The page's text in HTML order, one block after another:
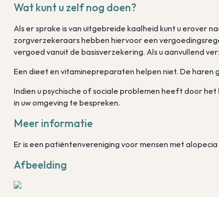
Wat kunt u zelf nog doen?
Als er sprake is van uitgebreide kaalheid kunt u erover
zorgverzekeraars hebben hiervoor een
vergoed vanuit de basisverzekering. Als u aanvullend
Een dieet en vitaminepreparaten helpen niet. De haren
Indien u psychische of sociale problemen heeft door
in uw omgeving te bespreken.
Meer informatie
Er is een patiëntenvereniging voor mensen met
Afbeelding